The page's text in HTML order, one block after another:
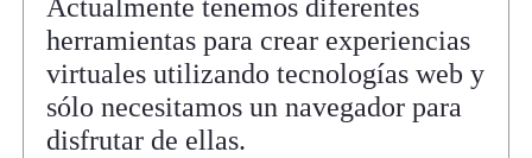
Actualmente tenemos diferentes
herramientas para crear experiencias
virtuales utilizando tecnologías web y
sólo necesitamos un navegador para
disfrutar de ellas.